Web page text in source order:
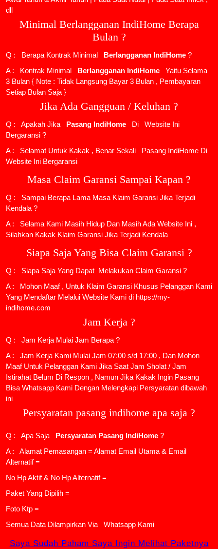
dll
Minimal Berlangganan IndiHome Berapa
Bulan ?
Q : Berapa Kontrak Minimal Berlangganan IndiHome ?
A : Kontrak Minimal
Berlangganan IndiHome
Yaitu Selama
3 Bulan { Note : Tidak Langsung Bayar 3 Bulan , Pembayaran
Setiap Bulan Saja }
Jika Ada Gangguan / Keluhan ?
Q : Apakah Jika Pasang IndiHome Di
Website Ini
Bergaransi ?
A : Selamat Untuk Kakak , Benar Sekali
Pasang IndiHome Di
Website Ini Bergaransi
Masa Claim Garansi Sampai Kapan ?
Q : Sampai Berapa Lama Masa Klaim Garansi Jika Terjadi
Kendala ?
A : Selama Kami Masih Hidup Dan Masih Ada Website Ini ,
Silahkan Kakak Klaim Garansi Jika Terjadi Kendala
Siapa Saja Yang Bisa Claim Garansi ?
Q : Siapa Saja Yang Dapat Melakukan Claim Garansi ?
A : Mohon Maaf , Untuk Klaim Garansi Khusus Pelanggan Kami
Yang Mendaftar Melalui Website Kami di https://my-
indihome.com
Jam Kerja ?
Q : Jam Kerja Mulai Jam Berapa ?
A : Jam Kerja Kami Mulai Jam 07:00 s/d 17:00 , Dan Mohon
Maaf Untuk Pelanggan Kami Jika Saat Jam Sholat / Jam
Istirahat Belum Di Respon , Namun Jika Kakak Ingin Pasang
Bisa Whatsapp Kami Dengan Melengkapi Persyaratan dibawah
ini
Persyaratan pasang indihome apa saja ?
Q : Apa Saja Persyaratan Pasang IndiHome ?
A : Alamat Pemasangan = Alamat Email Utama & Email
Alternatif =
No Hp Aktif & No Hp Alternatif =
Paket Yang Dipilih =
Foto Ktp =
Semua Data Dilampirkan Via
Whatsapp Kami
Saya Sudah Paham Saya Ingin Melihat Paketnya